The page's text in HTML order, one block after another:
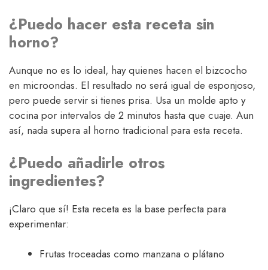
¿Puedo hacer esta receta sin
horno?
Aunque no es lo ideal, hay quienes hacen el bizcocho
en microondas. El resultado no será igual de esponjoso,
pero puede servir si tienes prisa. Usa un molde apto y
cocina por intervalos de 2 minutos hasta que cuaje. Aun
así, nada supera al horno tradicional para esta receta.
¿Puedo añadirle otros
ingredientes?
¡Claro que sí! Esta receta es la base perfecta para
experimentar:
Frutas troceadas como manzana o plátano